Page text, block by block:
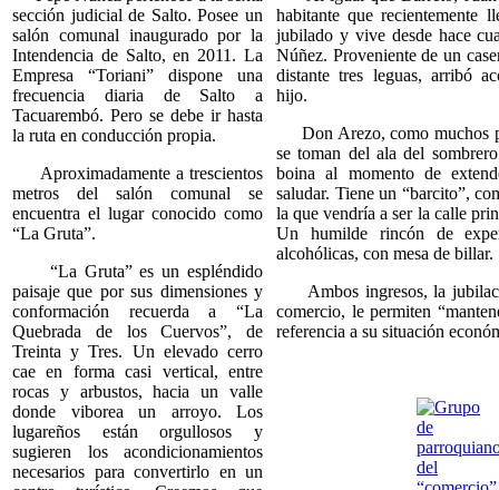
sección judicial de Salto. Posee un
salón comunal inaugurado por la
Intendencia de Salto, en 2011. La
Empresa “Toriani” dispone una
frecuencia diaria de Salto a
Tacuarembó. Pero se debe ir hasta
la ruta en conducción propia.
Aproximadamente a trescientos
metros del salón comunal se
encuentra el lugar conocido como
“La Gruta”.
“La Gruta” es un espléndido
paisaje que por sus dimensiones y
conformación recuerda a “La
Quebrada de los Cuervos”, de
Treinta y Tres. Un elevado cerro
cae en forma casi vertical, entre
rocas y arbustos, hacia un valle
donde viborea un arroyo. Los
lugareños están orgullosos y
sugieren los acondicionamientos
necesarios para convertirlo en un
habitante que recientemente
jubilado y vive desde hace
Núñez. Proveniente de un
distante tres leguas, arribó
hijo.
Don Arezo, como muchos
se toman del ala del
boina al momento de
saludar. Tiene un “barcito”,
la que vendría a ser la calle
Un humilde rincón de
alcohólicas, con mesa de billar.
Ambos ingresos, la
comercio, le permiten
referencia a su situación